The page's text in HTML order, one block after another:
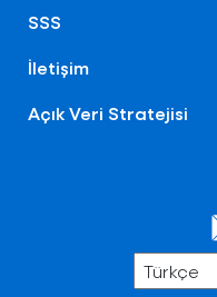
SSS
İletişim
Açık Veri Stratejisi